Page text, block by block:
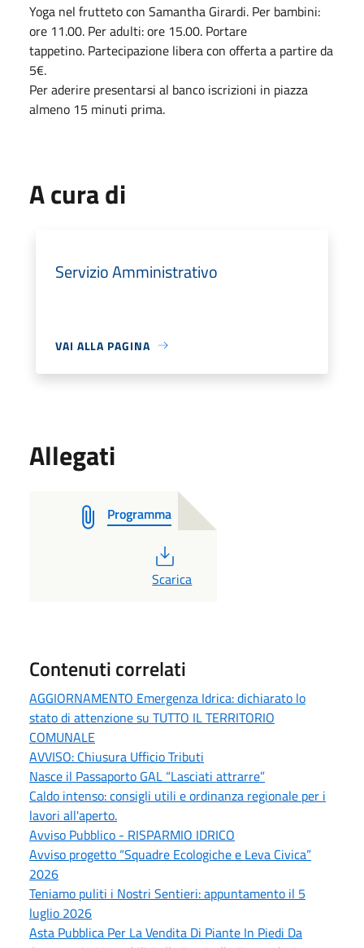
Yoga nel frutteto con Samantha Girardi. Per bambini:
ore 11.00. Per adulti: ore 15.00. Portare
tappetino. Partecipazione libera con offerta a partire da
5€.
Per aderire presentarsi al banco iscrizioni in piazza
almeno 15 minuti prima.
A cura di
Servizio Amministrativo
VAI ALLA PAGINA
Allegati
Programma
PDF
Scarica
Contenuti correlati
AGGIORNAMENTO Emergenza Idrica: dichiarato lo
stato di attenzione su TUTTO IL TERRITORIO
COMUNALE
AVVISO: Chiusura Ufficio Tributi
Nasce il Passaporto GAL “Lasciati attrarre”
Caldo intenso: consigli utili e ordinanza regionale per i
lavori all'aperto.
Avviso Pubblico - RISPARMIO IDRICO
Avviso progetto “Squadre Ecologiche e Leva Civica”
2026
Teniamo puliti i Nostri Sentieri: appuntamento il 5
luglio 2026
Asta Pubblica Per La Vendita Di Piante In Piedi Da